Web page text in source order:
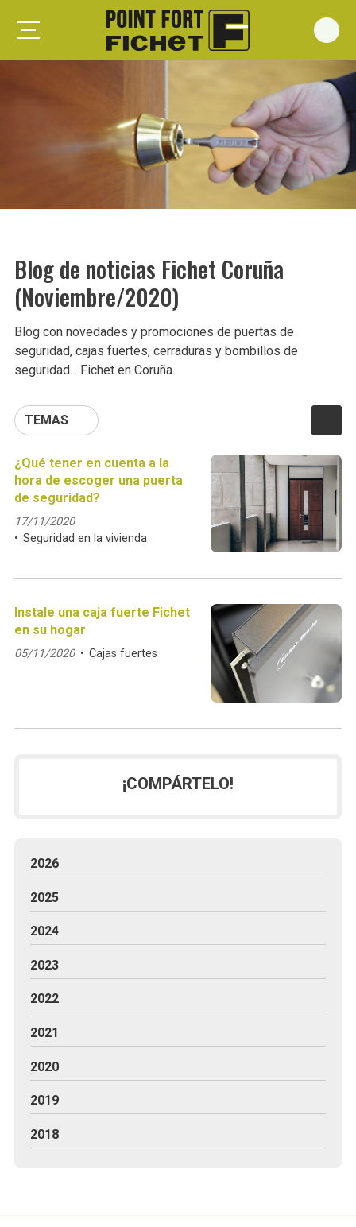
Foxeo HiS
Forges G375
Spheris Xp
Forstyl
Duo G071
Puertas trastero
Blog de noticias Fichet Coruña
(Noviembre/2020)
Blog con novedades y promociones de puertas de
seguridad, cajas fuertes, cerraduras y bombillos de
seguridad... Fichet en Coruña.
TEMAS
¿Qué tener en cuenta a la
hora de escoger una puerta
de seguridad?
17/11/2020
Seguridad en la vivienda
Instale una caja fuerte Fichet
en su hogar
05/11/2020 Cajas fuertes
¡COMPÁRTELO!
2026
2025
2024
2023
2022
2021
2020
2019
2018